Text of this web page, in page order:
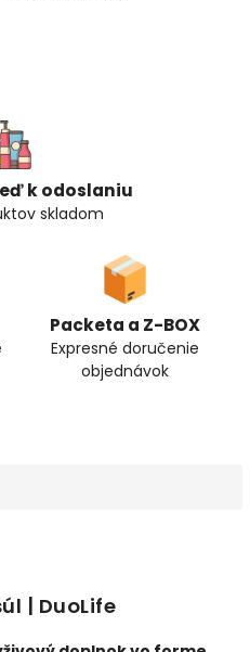
k odoslaniu
skladom
Packeta a Z-BOX
Expresné doručenie
objednávok
| DuoLife